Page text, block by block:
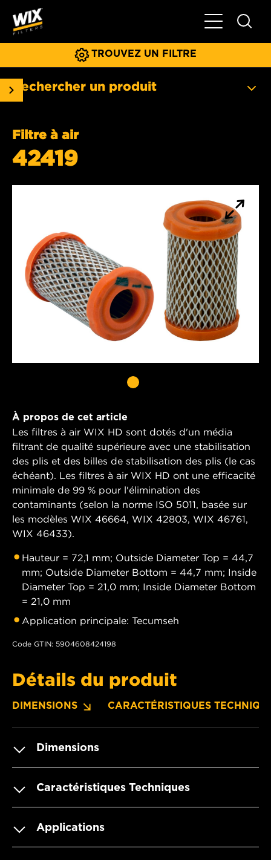
Basculer la
TROUVEZ UN FILTRE
Rechercher un produit
Filtre à air
42419
À propos de cet article
Les filtres à air WIX HD sont dotés d'un média
filtrant de qualité supérieure avec une stabilisation
des plis et des billes de stabilisation des plis (le cas
échéant). Les filtres à air WIX HD ont une efficacité
minimale de 99 % pour l'élimination des
contaminants (selon la norme ISO 5011, basée sur
les modèles WIX 46664, WIX 42803, WIX 46761,
WIX 46433).
Hauteur = 72,1 mm; Outside Diameter Top = 44,7
mm; Outside Diameter Bottom = 44,7 mm; Inside
Diameter Top = 21,0 mm; Inside Diameter Bottom
= 21,0 mm
Application principale: Tecumseh
Code GTIN: 5904608424198
Détails du produit
DIMENSIONS CARACTÉRISTIQUES
Dimensions
Caractéristiques Techniques
Applications